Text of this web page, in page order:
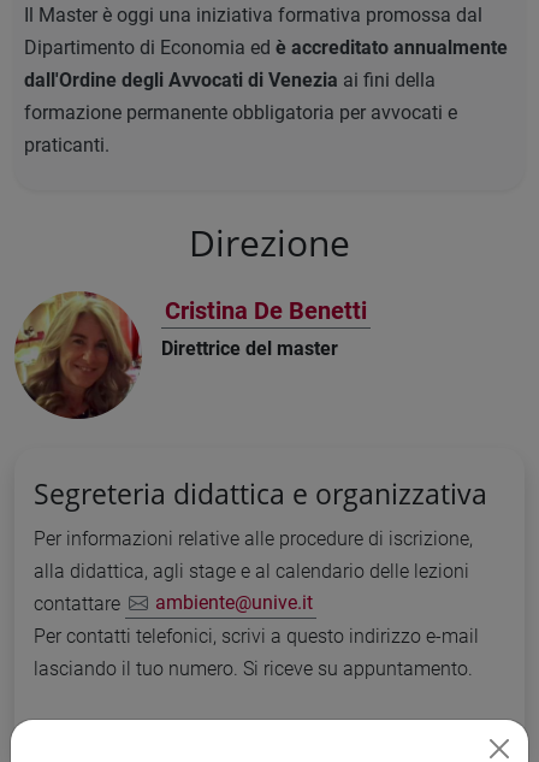
Il Master è oggi una iniziativa formativa promossa dal
Dipartimento di Economia ed è accreditato annualmente
dall'Ordine degli Avvocati di Venezia ai fini della
formazione permanente obbligatoria per avvocati e
praticanti.
Direzione
Cristina De Benetti
Direttrice del master
Segreteria didattica e organizzativa
Per informazioni relative alle procedure di iscrizione,
alla didattica, agli stage e al calendario delle lezioni
contattare
ambiente@unive.it
Per contatti telefonici, scrivi a questo indirizzo e-mail
lasciando il tuo numero. Si riceve su appuntamento.